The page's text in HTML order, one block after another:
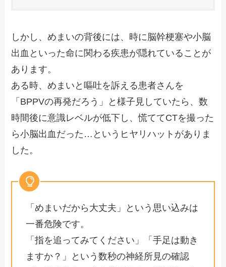
しかし、めまいの背後には、時に脳幹梗塞や小脳
出血といった命に関わる疾患が隠れていることが
あります。
ある時、めまいと嘔吐を訴える患者さんを
「BPPVの再発だろう」と様子見していたら、数
時間後に意識レベルが低下し、慌ててCTを撮った
ら小脳出血だった…というヒヤリハットがありま
した。
「めまいだから大丈夫」という思い込みは
一番危険です。
「指を追ってみてください」「手足は動き
ますか？」という数秒の神経所見の確認